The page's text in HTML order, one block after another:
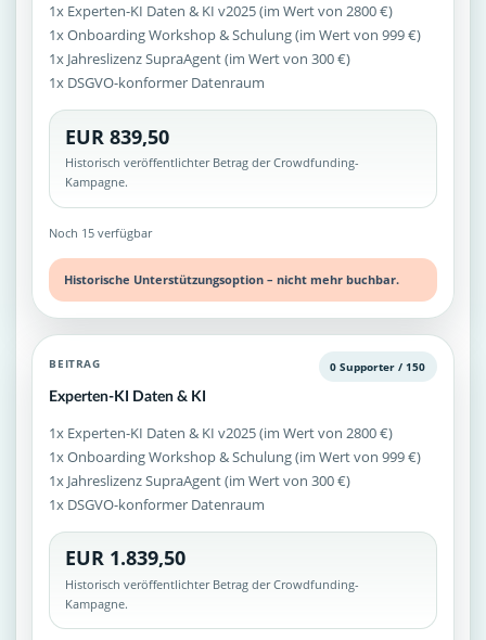
1x Experten-KI Daten & KI v2025 (im Wert von 2800 €)
1x Onboarding Workshop & Schulung (im Wert von 999 €)
1x Jahreslizenz SupraAgent (im Wert von 300 €)
1x DSGVO-konformer Datenraum
EUR 839,50
Historisch veröffentlichter Betrag der Crowdfunding-
Kampagne.
Noch 15 verfügbar
Historische Unterstützungsoption – nicht mehr buchbar.
BEITRAG
Experten-KI Daten & KI
0 Supporter / 150
1x Experten-KI Daten & KI v2025 (im Wert von 2800 €)
1x Onboarding Workshop & Schulung (im Wert von 999 €)
1x Jahreslizenz SupraAgent (im Wert von 300 €)
1x DSGVO-konformer Datenraum
EUR 1.839,50
Historisch veröffentlichter Betrag der Crowdfunding-
Kampagne.